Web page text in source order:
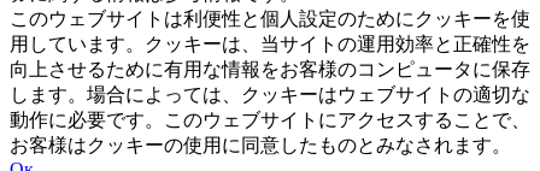
このウェブサイトは利便性と個人設定のためにクッキーを使
用しています。クッキーは、当サイトの運用効率と正確性を
向上させるために有用な情報をお客様のコンピュータに保存
します。場合によっては、クッキーはウェブサイトの適切な
動作に必要です。このウェブサイトにアクセスすることで、
お客様はクッキーの使用に同意したものとみなされます。